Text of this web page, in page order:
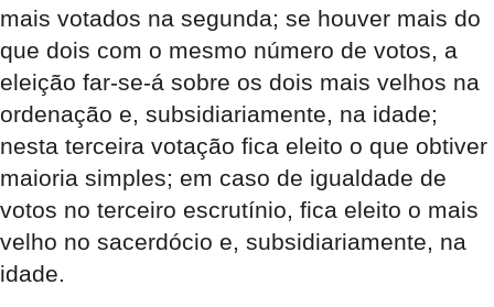
mais votados na segunda; se houver mais do
que dois com o mesmo número de votos, a
eleição far-se-á sobre os dois mais velhos na
ordenação e, subsidiariamente, na idade;
nesta terceira votação fica eleito o que obtiver
maioria simples; em caso de igualdade de
votos no terceiro escrutínio, fica eleito o mais
velho no sacerdócio e, subsidiariamente, na
idade.